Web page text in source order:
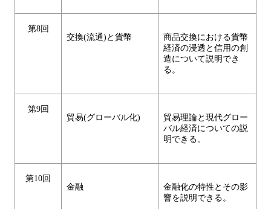
第8回
交換(流通)と貨幣
商品交換における貨幣
経済の浸透と信用の創
造について説明でき
る。
第9回
貿易(グローバル化)
貿易理論と現代グロー
バル経済についての説
明できる。
第10回
金融
金融化の特性とその影
響を説明できる。